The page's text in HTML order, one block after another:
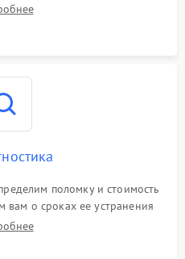
поломку и стоимость
вам о сроках ее устранения